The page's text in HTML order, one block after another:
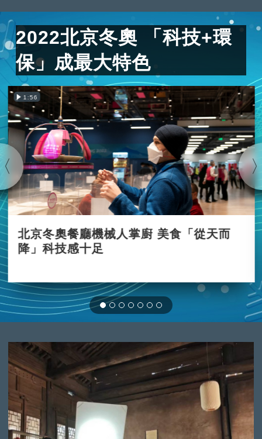
2022北京冬奧 「科技+環
保」成最大特色
1:56
北京冬奧餐廳機械人掌廚 美食「從天而
降」科技感十足